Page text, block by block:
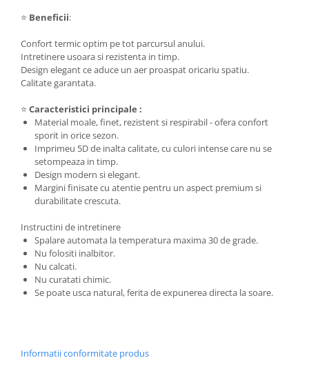
⭐ Beneficii:
Confort termic optim pe tot parcursul anului.
Intretinere usoara si rezistenta in timp.
Design elegant ce aduce un aer proaspat oricariu spatiu.
Calitate garantata.
⭐ Caracteristici principale :
Material moale, finet, rezistent si respirabil - ofera confort
sporit in orice sezon.
Imprimeu 5D de inalta calitate, cu culori intense care nu se
setompeaza in timp.
Design modern si elegant.
Margini finisate cu atentie pentru un aspect premium si
durabilitate crescuta.
Instructini de intretinere
Spalare automata la temperatura maxima 30 de grade.
Nu folositi inalbitor.
Nu calcati.
Nu curatati chimic.
Se poate usca natural, ferita de expunerea directa la soare.
Informatii conformitate produs